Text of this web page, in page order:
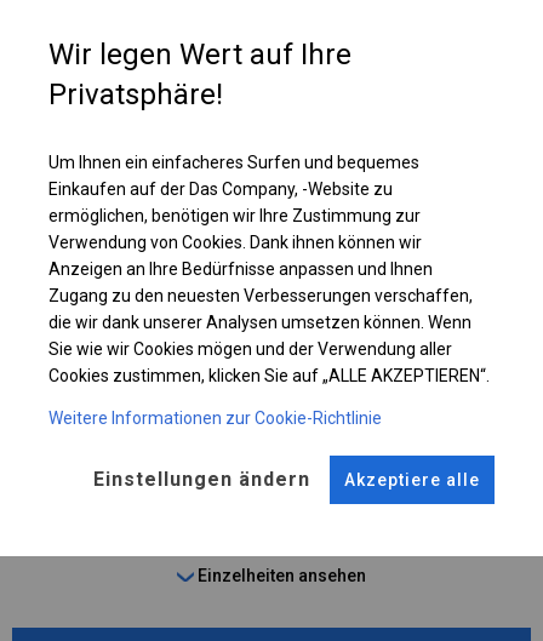
Einzelheiten ansehen
KONSTRUKTION
SUMMER
ROHRE
Stahl ca.fi 38 mm
ANSCHLÜSSE
Stahl ca.fi 42 mm
Einzelheiten ansehen
Wir legen Wert auf Ihre
Privatsphäre!
Um Ihnen ein einfacheres Surfen und bequemes
Einkaufen auf der Das Company, -Website zu
ermöglichen, benötigen wir Ihre Zustimmung zur
Verwendung von Cookies. Dank ihnen können wir
Anzeigen an Ihre Bedürfnisse anpassen und Ihnen
Zugang zu den neuesten Verbesserungen verschaffen,
die wir dank unserer Analysen umsetzen können. Wenn
Sie wie wir Cookies mögen und der Verwendung aller
Cookies zustimmen, klicken Sie auf „ALLE AKZEPTIEREN“.
Weitere Informationen zur Cookie-Richtlinie
Einstellungen ändern Akzeptiere alle